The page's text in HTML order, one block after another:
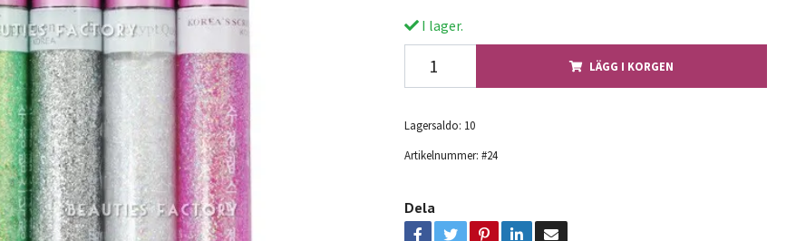
I lager.
LÄGG I KORGEN
Lagersaldo: 10
Artikelnummer: #24
Dela